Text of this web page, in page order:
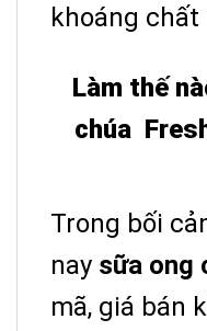
khoáng chất
Làm thế
chúa
Trong bối
nay sữa ong
mã, giá bán